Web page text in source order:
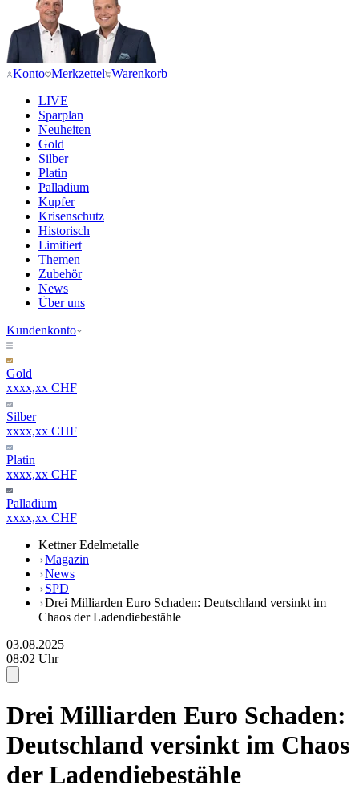
Konto Merkzettel Warenkorb
LIVE
Sparplan
Neuheiten
Gold
Silber
Platin
Palladium
Kupfer
Krisenschutz
Historisch
Limitiert
Themen
Zubehör
News
Über uns
Kundenkonto
Gold
xxxx,xx CHF
Silber
xxxx,xx CHF
Platin
xxxx,xx CHF
Palladium
xxxx,xx CHF
Kettner Edelmetalle
Magazin
News
SPD
Drei Milliarden Euro Schaden: Deutschland versinkt im
Chaos der Ladendiebestähle
03.08.2025
08:02 Uhr
Drei Milliarden Euro Schaden:
Deutschland versinkt im Chaos
der Ladendiebestähle